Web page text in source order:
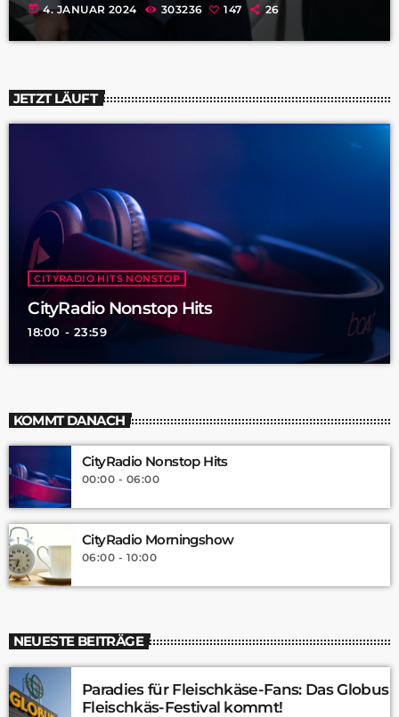
today 4. JANUAR 2024 303236 147 26
JETZT LÄUFT
CITYRADIO HITS NONSTOP
CityRadio Nonstop Hits
18:00 - 23:59
KOMMT DANACH
CityRadio Nonstop Hits
00:00 - 06:00
CityRadio Morningshow
06:00 - 10:00
NEUESTE BEITRÄGE
Paradies für Fleischkäse-Fans: Das Globus
Fleischkäs-Festival kommt!